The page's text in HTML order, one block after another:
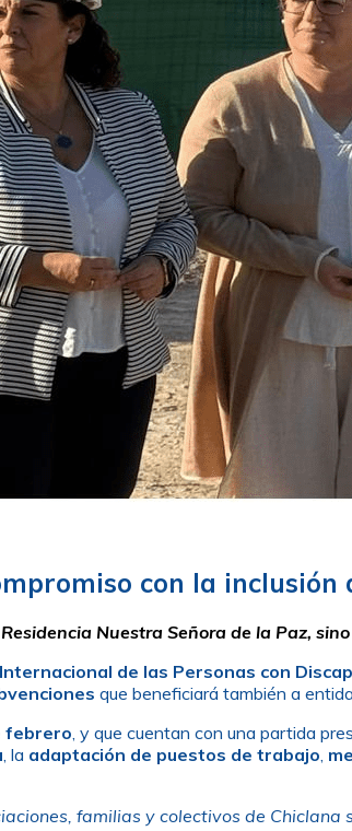
con la inclusión
Nuestra Señora de la Paz,
de las Personas con
que beneficiará también a
febrero , y que cuentan con una partida
, la adaptación de puestos de trabajo
familias y colectivos de